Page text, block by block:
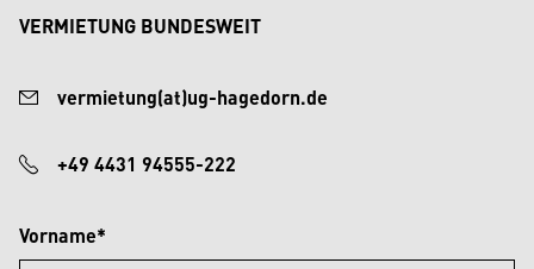
VERMIETUNG BUNDESWEIT
vermietung(at)ug-hagedorn.de
+49 4431 94555-222
Vorname*